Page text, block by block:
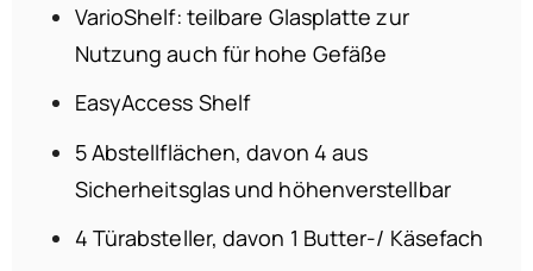
VarioShelf: teilbare Glasplatte zur
Nutzung auch für hohe Gefäße
EasyAccess Shelf
5 Abstellflächen, davon 4 aus
Sicherheitsglas und höhenverstellbar
4 Türabsteller, davon 1 Butter-/ Käsefach